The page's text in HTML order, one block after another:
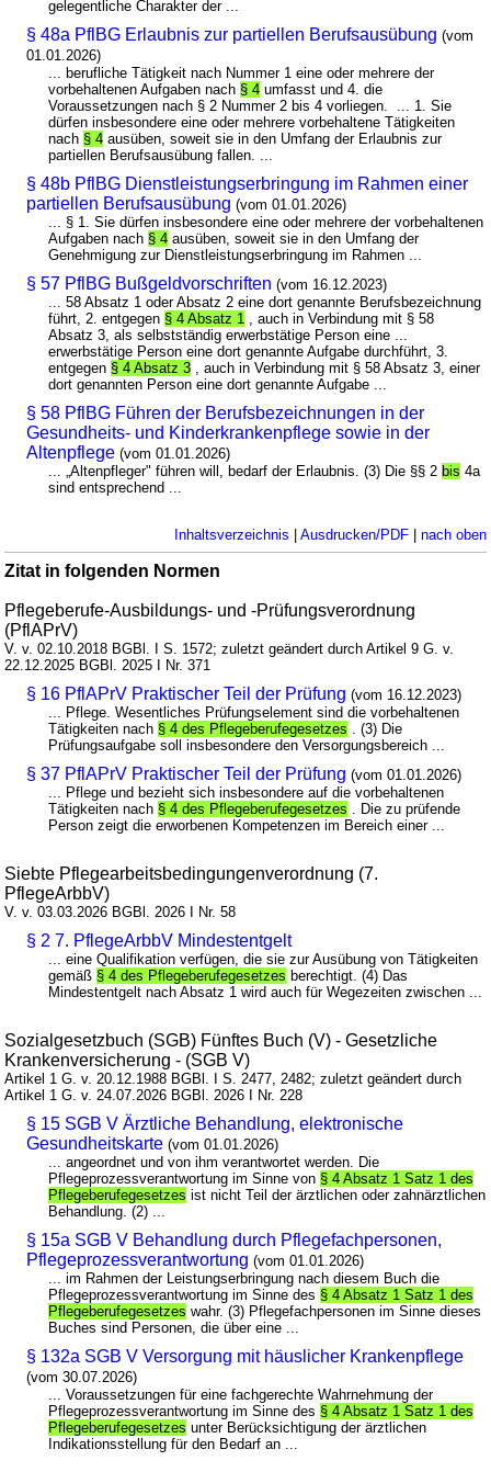
gelegentliche Charakter der ...
§ 48a PflBG Erlaubnis zur partiellen Berufsausübung (vom
01.01.2026)
... berufliche Tätigkeit nach Nummer 1 eine oder mehrere der
vorbehaltenen Aufgaben nach § 4 umfasst und 4. die
Voraussetzungen nach § 2 Nummer 2 bis 4 vorliegen. ... 1. Sie
dürfen insbesondere eine oder mehrere vorbehaltene Tätigkeiten
nach § 4 ausüben, soweit sie in den Umfang der Erlaubnis zur
partiellen Berufsausübung fallen. ...
§ 48b PflBG Dienstleistungserbringung im Rahmen einer
partiellen Berufsausübung (vom 01.01.2026)
... § 1. Sie dürfen insbesondere eine oder mehrere der vorbehaltenen
Aufgaben nach § 4 ausüben, soweit sie in den Umfang der
Genehmigung zur Dienstleistungserbringung im Rahmen ...
§ 57 PflBG Bußgeldvorschriften (vom 16.12.2023)
... 58 Absatz 1 oder Absatz 2 eine dort genannte Berufsbezeichnung
führt, 2. entgegen § 4 Absatz 1
, auch in Verbindung mit § 58
Absatz 3, als selbstständig erwerbstätige Person eine ...
erwerbstätige Person eine dort genannte Aufgabe durchführt, 3.
entgegen § 4 Absatz 3 , auch in Verbindung mit § 58 Absatz 3, einer
dort genannten Person eine dort genannte Aufgabe ...
§ 58 PflBG Führen der Berufsbezeichnungen in der
Gesundheits- und Kinderkrankenpflege sowie in der
Altenpflege (vom 01.01.2026)
... „Altenpfleger" führen will, bedarf der Erlaubnis. (3) Die §§ 2bis 4a
sind entsprechend ...
Inhaltsverzeichnis | Ausdrucken/PDF| nach oben
Zitat in folgenden Normen
Pflegeberufe-Ausbildungs- und -Prüfungsverordnung
(PflAPrV)
V. v. 02.10.2018 BGBl. I S. 1572; zuletzt geändert durch Artikel 9 G. v.
22.12.2025 BGBl. 2025 I Nr. 371
§ 16 PflAPrV Praktischer Teil der Prüfung (vom 16.12.2023)
... Pflege. Wesentliches Prüfungselement sind die vorbehaltenen
Tätigkeiten nach § 4 des Pflegeberufegesetzes . (3) Die
Prüfungsaufgabe soll insbesondere den Versorgungsbereich ...
§ 37 PflAPrV Praktischer Teil der Prüfung (vom 01.01.2026)
... Pflege und bezieht sich insbesondere auf die vorbehaltenen
Tätigkeiten nach § 4 des Pflegeberufegesetzes . Die zu prüfende
Person zeigt die erworbenen Kompetenzen im Bereich einer ...
Siebte Pflegearbeitsbedingungenverordnung (7.
PflegeArbbV)
V. v. 03.03.2026 BGBl. 2026 I Nr. 58
§ 2 7. PflegeArbbV Mindestentgelt
... eine Qualifikation verfügen, die sie zur Ausübung von Tätigkeiten
gemäß § 4 des Pflegeberufegesetzes berechtigt. (4) Das
Mindestentgelt nach Absatz 1 wird auch für Wegezeiten zwischen ...
Sozialgesetzbuch (SGB) Fünftes Buch (V) - Gesetzliche
Krankenversicherung - (SGB V)
Artikel 1 G. v. 20.12.1988 BGBl. I S. 2477, 2482; zuletzt geändert durch
Artikel 1 G. v. 24.07.2026 BGBl. 2026 I Nr. 228
§ 15 SGB V Ärztliche Behandlung, elektronische
Gesundheitskarte (vom 01.01.2026)
... angeordnet und von ihm verantwortet werden. Die
Pflegeprozessverantwortung im Sinne von § 4 Absatz 1 Satz 1 des
Pflegeberufegesetzes ist nicht Teil der ärztlichen oder zahnärztlichen
Behandlung. (2) ...
§ 15a SGB V Behandlung durch Pflegefachpersonen,
Pflegeprozessverantwortung (vom 01.01.2026)
... im Rahmen der Leistungserbringung nach diesem Buch die
Pflegeprozessverantwortung im Sinne des § 4 Absatz 1 Satz 1 des
Pflegeberufegesetzes wahr. (3) Pflegefachpersonen im Sinne dieses
Buches sind Personen, die über eine ...
§ 132a SGB V Versorgung mit häuslicher Krankenpflege
(vom 30.07.2026)
... Voraussetzungen für eine fachgerechte Wahrnehmung der
Pflegeprozessverantwortung im Sinne des § 4 Absatz 1 Satz 1 des
Pflegeberufegesetzes unter Berücksichtigung der ärztlichen
Indikationsstellung für den Bedarf an ...